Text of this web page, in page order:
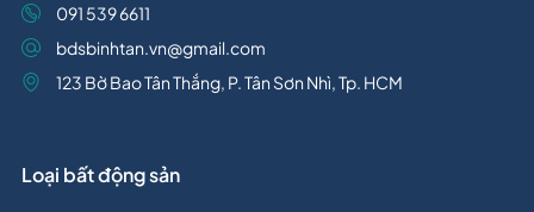
091 539 6611
bdsbinhtan.vn@gmail.com
123 Bờ Bao Tân Thắng, P. Tân Sơn Nhì, Tp. HCM
Loại bất động sản